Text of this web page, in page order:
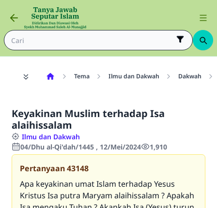
Tema Ilmu dan Dakwah Dakwah
Keyakinan Muslim terhadap Isa
alaihissalam
Ilmu dan Dakwah
04/Dhu al-Qi'dah/1445 , 12/Mei/2024
1,910
Pertanyaan43148
Apa keyakinan umat Islam terhadap Yesus
Kristus Isa putra Maryam alaihissalam ? Apakah